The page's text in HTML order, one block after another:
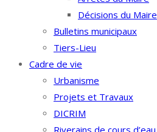
Décisions du Maire
Bulletins municipaux
Tiers-Lieu
Cadre de vie
Urbanisme
Projets et Travaux
DICRIM
Riverains de cours d’eau